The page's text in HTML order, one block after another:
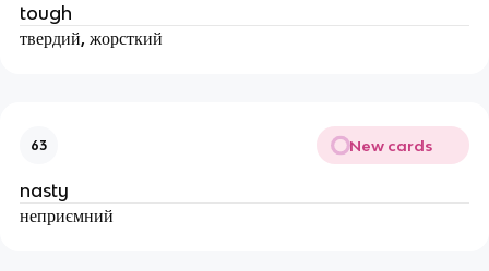
tough
твердий, жорсткий
63 New cards
nasty
неприємний